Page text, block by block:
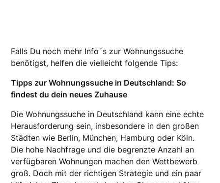
Falls Du noch mehr Info´s zur Wohnungssuche
benötigst, helfen die vielleicht folgende Tips:
Tipps zur Wohnungssuche in Deutschland: So
findest du dein neues Zuhause
Die Wohnungssuche in Deutschland kann eine echte
Herausforderung sein, insbesondere in den großen
Städten wie Berlin, München, Hamburg oder Köln.
Die hohe Nachfrage und die begrenzte Anzahl an
verfügbaren Wohnungen machen den Wettbewerb
groß. Doch mit der richtigen Strategie und ein paar